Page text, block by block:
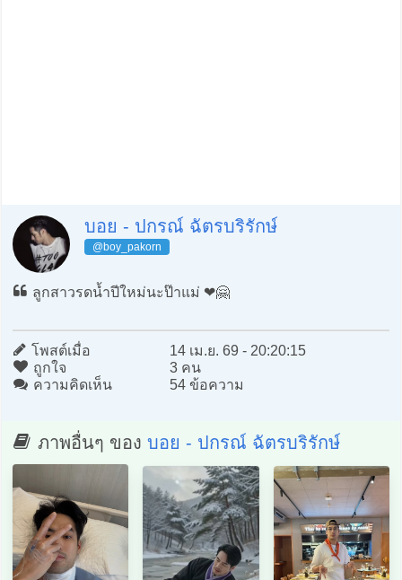
บอย - ปกรณ์ ฉัตรบริรักษ์
@boy_pakorn
ลูกสาวรดน้ำปีใหม่นะป๊าแม่ ❤️🤗
โพสต์เมื่อ
14 เม.ย. 69 - 20:20:15
ถูกใจ
3 คน
ความคิดเห็น
54 ข้อความ
ภาพอื่นๆ ของ บอย - ปกรณ์ ฉัตรบริรักษ์